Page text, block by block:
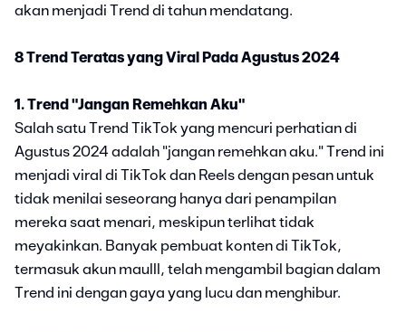
akan menjadi Trend di tahun mendatang.
8 Trend Teratas yang Viral Pada Agustus 2024
1. Trend "Jangan Remehkan Aku"
Salah satu Trend TikTok yang mencuri perhatian di
Agustus 2024 adalah "jangan remehkan aku." Trend ini
menjadi viral di TikTok dan Reels dengan pesan untuk
tidak menilai seseorang hanya dari penampilan
mereka saat menari, meskipun terlihat tidak
meyakinkan. Banyak pembuat konten di TikTok,
termasuk akun maulll, telah mengambil bagian dalam
Trend ini dengan gaya yang lucu dan menghibur.